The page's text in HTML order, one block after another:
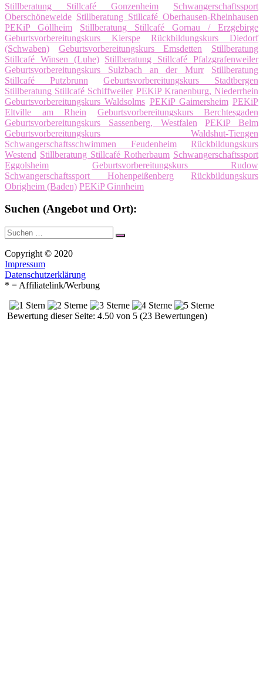
Stillberatung Stillcafé Gonzenheim
Schwangerschaftssport
Oberschöneweide Stillberatung Stillcafé Oberhausen-Rheinhausen
PEKiP Göllheim
Stillberatung Stillcafé Gornau / Erzgebirge
Geburtsvorbereitungskurs Kierspe
Rückbildungskurs Diedorf
(Schwaben)
Geburtsvorbereitungskurs Emsdetten
Stillberatung
Stillcafé Winsen (Luhe)
Stillberatung Stillcafé Pfalzgrafenweiler
Geburtsvorbereitungskurs Sulzbach an der Murr
Stillberatung
Stillcafé Putzbrunn
Geburtsvorbereitungskurs Stadtbergen
Stillberatung Stillcafé Schiffweiler PEKiP Kranenburg, Niederrhein
Geburtsvorbereitungskurs Waldsolms PEKiP Gaimersheim PEKiP
Eltville am Rhein
Geburtsvorbereitungskurs Berchtesgaden
Geburtsvorbereitungskurs Sassenberg, Westfalen
PEKiP Belm
Geburtsvorbereitungskurs Waldshut-Tiengen
Schwangerschaftsschwimmen Feudenheim
Rückbildungskurs
Westend Stillberatung Stillcafé Rotherbaum Schwangerschaftssport
Eggolsheim
Geburtsvorbereitungskurs Rudow
Schwangerschaftssport Hohenpeißenberg
Rückbildungskurs
Obrigheim (Baden) PEKiP Ginnheim
Suchen (Angebot und Ort):
Suche
nach:
Suchen
Copyright © 2020
Impressum
Datenschutzerklärung
* = Affiliatelink/Werbung
Bewertung dieser Seite: 4.50 von 5 (23 Bewertungen)